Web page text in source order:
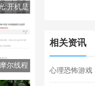
:开机是
尔线程
元。
相关资讯
心理恐怖游